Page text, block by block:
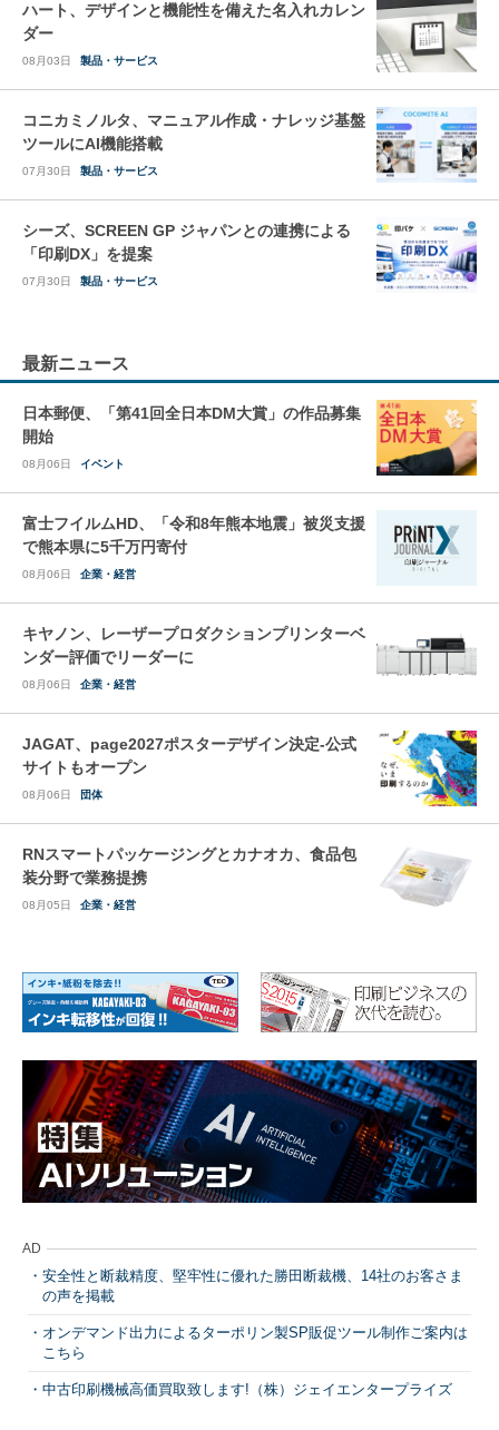
ハート、デザインと機能性を備えた名入れカレン
ダー
08月03日 製品・サービス
コニカミノルタ、マニュアル作成・ナレッジ基盤
ツールにAI機能搭載
07月30日 製品・サービス
シーズ、SCREEN GP ジャパンとの連携による
「印刷DX」を提案
07月30日 製品・サービス
最新ニュース
日本郵便、「第41回全日本DM大賞」の作品募集
開始
08月06日 イベント
富士フイルムHD、「令和8年熊本地震」被災支援
で熊本県に5千万円寄付
08月06日 企業・経営
キヤノン、レーザープロダクションプリンターベ
ンダー評価でリーダーに
08月06日 企業・経営
JAGAT、page2027ポスターデザイン決定-公式
サイトもオープン
08月06日 団体
RNスマートパッケージングとカナオカ、食品包
装分野で業務提携
08月05日 企業・経営
AD
安全性と断裁精度、堅牢性に優れた勝田断裁機、14社のお客さま
の声を掲載
オンデマンド出力によるターポリン製SP販促ツール制作ご案内は
こちら
中古印刷機械高価買取致します!（株）ジェイエンタープライズ